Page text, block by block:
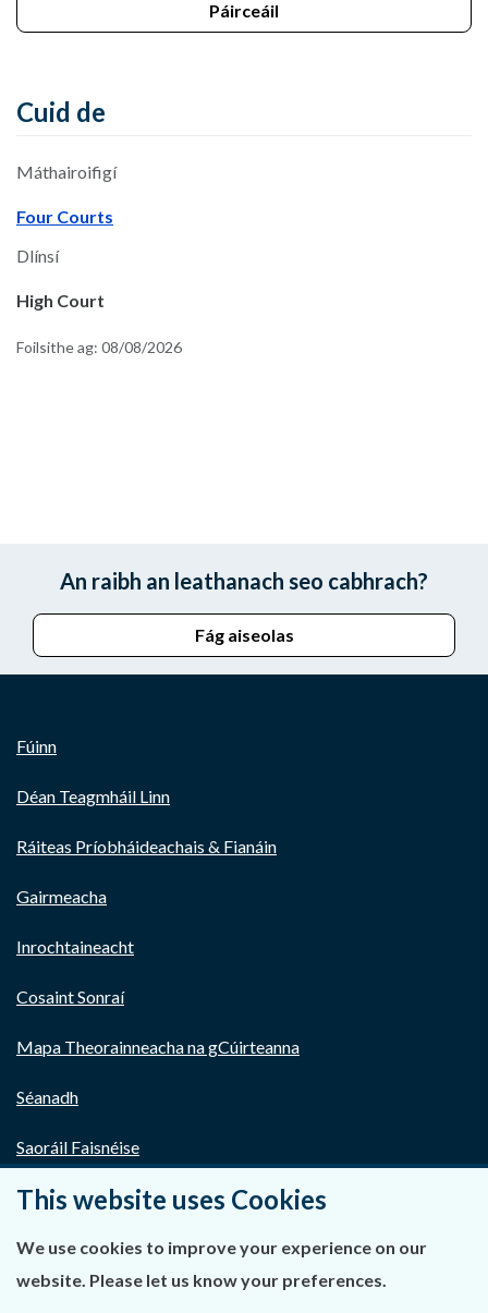
Páirceáil
Cuid de
Máthairoifigí
Four Courts
Dlínsí
High Court
Foilsithe ag: 08/08/2026
An raibh an leathanach seo cabhrach?
Fág aiseolas
Fúinn
Déan Teagmháil Linn
Ráiteas Príobháideachais & Fianáin
Gairmeacha
Inrochtaineacht
Cosaint Sonraí
Mapa Theorainneacha na gCúirteanna
Séanadh
Saoráil Faisnéise
An tAcht um Brústocaireacht
Tairseach r-Cheartais
This website uses Cookies
We use cookies to improve your experience on our
website. Please let us know your preferences.